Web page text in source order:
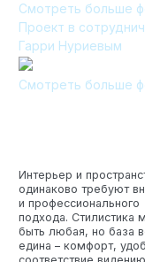
Технология по
Технология
Смотреть больше
Проект в
Гарри Нуриевым
Смотреть больше
Интерьер и
одинаково требуют
и профессионального
подхода. Стилистика
быть любая, но база
едина – комфорт,